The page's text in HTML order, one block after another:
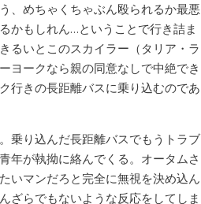
、めちゃくちゃぶん殴られるか最悪
かもしれん…ということで行き詰ま
るいとこのスカイラー（タリア・ラ
ヨークなら親の同意なしで中絶でき
行きの長距離バスに乗り込むのであ
乗り込んだ長距離バスでもうトラブ
年が執拗に絡んでくる。オータムさ
いマンだろと完全に無視を決め込ん
ざらでもないような反応をしてしま